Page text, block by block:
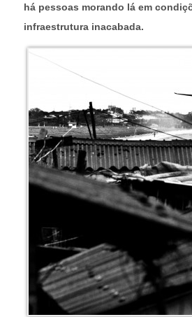
há pessoas morando lá em
infraestrutura inacabada.